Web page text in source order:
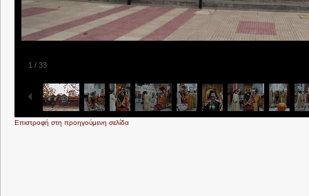
1 / 33
Επιστροφή στη προηγούμενη σελίδα